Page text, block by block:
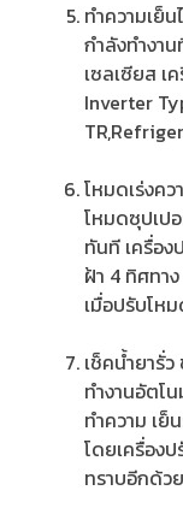
ทำความเย็
กำลังทำงา
เซลเซียส เ
Inverter
โหมดเร่งคว
โหมดซุปเป
ทันที เครื่อง
ฝ้า 4 ทิศทา
เมื่อปรับโห
เช็คน้ำยารั่
ทำงานอัตโ
ทำความ เย็
โดยเครื่อง
ทราบอีกด้วย